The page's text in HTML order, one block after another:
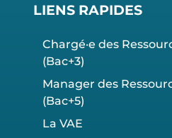
LIENS RAPIDES
Chargé·e des
(Bac+3)
Manager des
(Bac+5)
La VAE